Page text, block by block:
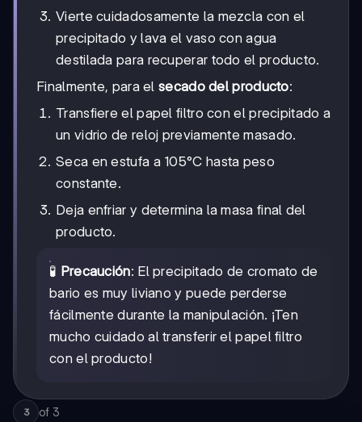
Vierte cuidadosamente la mezcla con el
precipitado y lava el vaso con agua
destilada para recuperar todo el producto.
Finalmente, para el secado del producto:
Transfiere el papel filtro con el precipitado a
un vidrio de reloj previamente masado.
Seca en estufa a 105°C hasta peso
constante.
Deja enfriar y determina la masa final del
producto.
🧪 Precaución: El precipitado de cromato de
bario es muy liviano y puede perderse
fácilmente durante la manipulación. ¡Ten
mucho cuidado al transferir el papel filtro
con el producto!
3 of 3